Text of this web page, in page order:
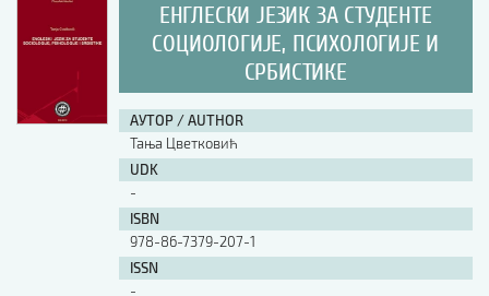
ЕНГЛЕСКИ ЈЕЗИК ЗА СТУДЕНТЕ
СОЦИОЛОГИЈЕ, ПСИХОЛОГИЈЕ И
СРБИСТИКЕ
АУТОР / AUTHOR
Тања Цветковић
UDK
-
ISBN
978-86-7379-207-1
ISSN
-